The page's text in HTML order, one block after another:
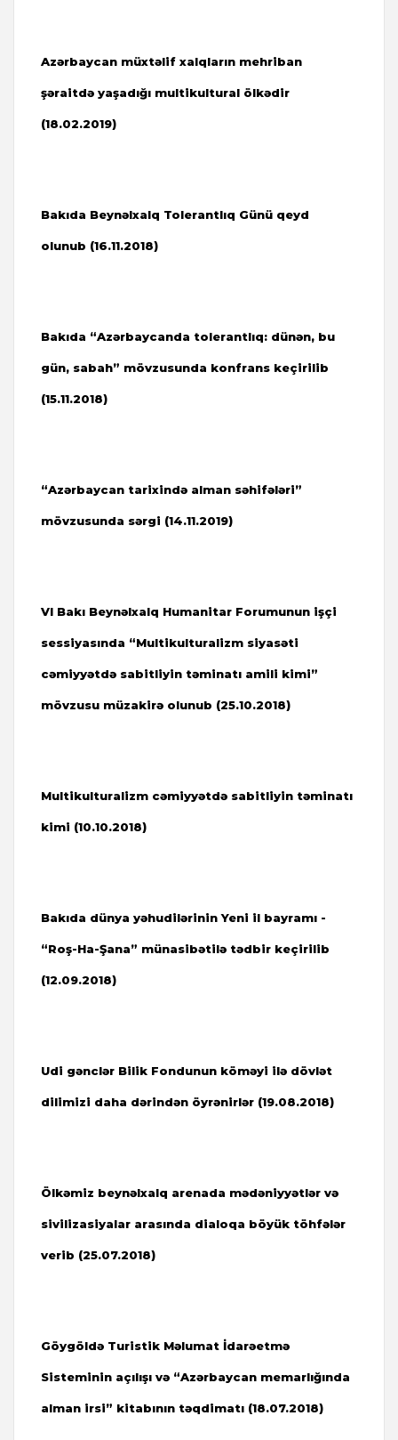
Azərbaycan müxtəlif xalqların mehriban
şəraitdə yaşadığı multikultural ölkədir
(18.02.2019)
Bakıda Beynəlxalq Tolerantlıq Günü qeyd
olunub (16.11.2018)
Bakıda “Azərbaycanda tolerantlıq: dünən, bu
gün, sabah” mövzusunda konfrans keçirilib
(15.11.2018)
“Azərbaycan tarixində alman səhifələri”
mövzusunda sərgi (14.11.2019)
VI Bakı Beynəlxalq Humanitar Forumunun işçi
sessiyasında “Multikulturalizm siyasəti
cəmiyyətdə sabitliyin təminatı amili kimi”
mövzusu müzakirə olunub (25.10.2018)
Multikulturalizm cəmiyyətdə sabitliyin təminatı
kimi (10.10.2018)
Bakıda dünya yəhudilərinin Yeni il bayramı -
“Roş-Ha-Şana” münasibətilə tədbir keçirilib
(12.09.2018)
Udi gənclər Bilik Fondunun köməyi ilə dövlət
dilimizi daha dərindən öyrənirlər (19.08.2018)
Ölkəmiz beynəlxalq arenada mədəniyyətlər və
sivilizasiyalar arasında dialoqa böyük töhfələr
verib (25.07.2018)
Göygöldə Turistik Məlumat İdarəetmə
Sisteminin açılışı və “Azərbaycan memarlığında
alman irsi” kitabının təqdimatı (18.07.2018)